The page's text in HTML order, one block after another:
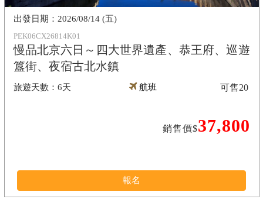
PEK06CX26814K01
慢品北京六日～四大世界遺產、恭王府、巡遊
簋街、夜宿古北水鎮
6天
2026/08/14 (五)
航班
銷售價$37,800
可售20
報名